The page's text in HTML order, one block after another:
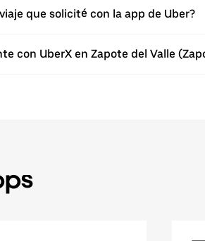
que solicité con la app de Uber?
con UberX en Zapote del Valle